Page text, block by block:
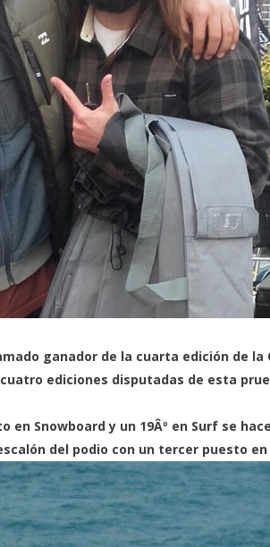
ganador de la cuarta edición de la
ediciones disputadas de esta
en Snowboard y un 19Âº en Surf se
del podio con un tercer puesto en